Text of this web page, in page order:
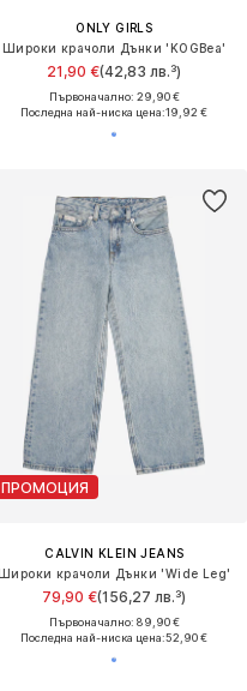
ONLY GIRLS
Широки крачоли Дънки 'KOGBea'
21,90 €(42,83 лв.³)
Първоначално: 29,90 €
Последна най-ниска цена:19,92 €
ПРОМОЦИЯ
CALVIN KLEIN JEANS
Широки крачоли Дънки 'Wide Leg'
79,90 €(156,27 лв.³)
Първоначално: 89,90 €
Последна най-ниска цена:52,90 €